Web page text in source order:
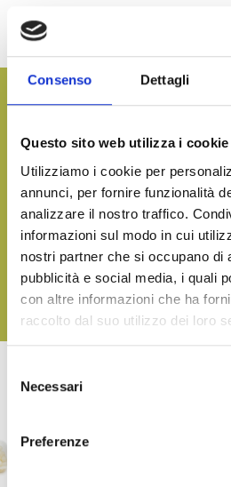
Consenso Dettagli
Questo sito web utilizza i cookie
Utilizziamo i cookie per
annunci, per fornire funzionalità
analizzare il nostro traffico.
informazioni sul modo in cui
nostri partner che si occupano di
pubblicità e social media, i quali
con altre informazioni che ha
raccolto dal suo utilizzo dei loro
delNecessari
Preferenze
Due to their unmistakable and sweet
CONTACT
Bring the taste of the sea to your
DOWNLOAD OUR CATALOGUE
OTHER PRODUCTS